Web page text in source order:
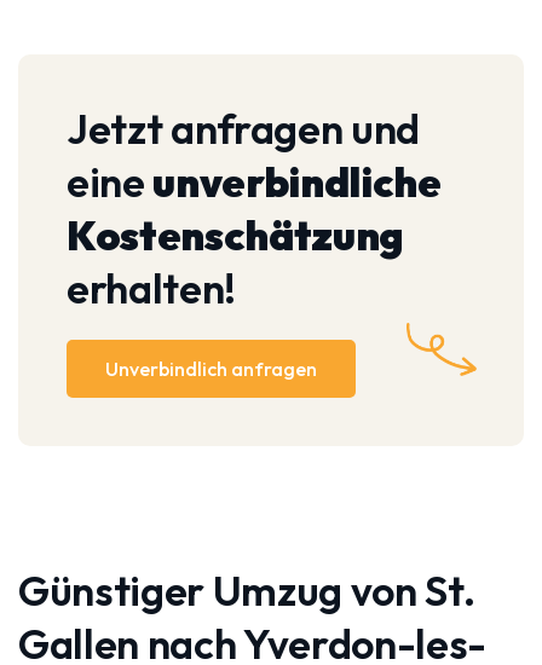
Jetzt anfragen und
eineunverbindliche
Kostenschätzung
erhalten!
Unverbindlich anfragen
Günstiger Umzug von St.
Gallen nach Yverdon-les-